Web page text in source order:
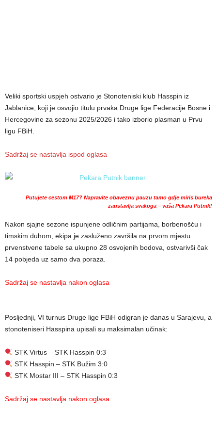
Veliki sportski uspjeh ostvario je Stonoteniski klub Hasspin iz
Jablanice, koji je osvojio titulu prvaka Druge lige Federacije Bosne i
Hercegovine za sezonu 2025/2026 i tako izborio plasman u Prvu
ligu FBiH.
Sadržaj se nastavlja ispod oglasa
Putujete cestom M17? Napravite obaveznu pauzu tamo gdje miris bureka
zaustavlja svakoga – vaša Pekara Putnik!
Nakon sjajne sezone ispunjene odličnim partijama, borbenošću i
timskim duhom, ekipa je zasluženo završila na prvom mjestu
prvenstvene tabele sa ukupno 28 osvojenih bodova, ostvarivši čak
14 pobjeda uz samo dva poraza.
Sadržaj se nastavlja nakon oglasa
Posljednji, VI turnus Druge lige FBiH odigran je danas u Sarajevu, a
stonoteniseri Hasspina upisali su maksimalan učinak:
STK Virtus – STK Hasspin 0:3
STK Hasspin – STK Bužim 3:0
STK Mostar III – STK Hasspin 0:3
Sadržaj se nastavlja nakon oglasa